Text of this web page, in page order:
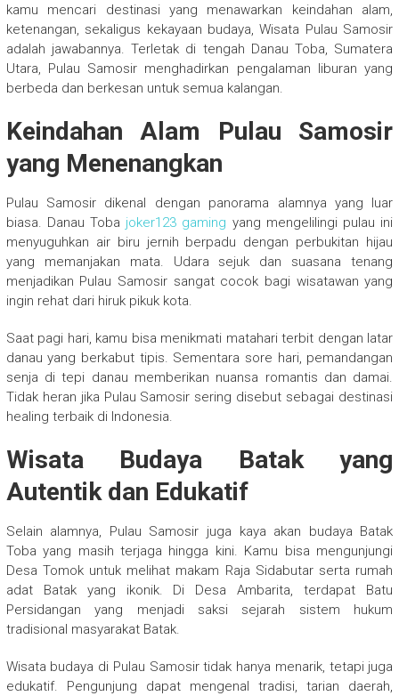
kamu mencari destinasi yang menawarkan keindahan alam,
ketenangan, sekaligus kekayaan budaya, Wisata Pulau Samosir
adalah jawabannya. Terletak di tengah Danau Toba, Sumatera
Utara, Pulau Samosir menghadirkan pengalaman liburan yang
berbeda dan berkesan untuk semua kalangan.
Keindahan Alam Pulau Samosir
yang Menenangkan
Pulau Samosir dikenal dengan panorama alamnya yang luar
biasa. Danau Toba joker123 gaming yang mengelilingi pulau ini
menyuguhkan air biru jernih berpadu dengan perbukitan hijau
yang memanjakan mata. Udara sejuk dan suasana tenang
menjadikan Pulau Samosir sangat cocok bagi wisatawan yang
ingin rehat dari hiruk pikuk kota.
Saat pagi hari, kamu bisa menikmati matahari terbit dengan latar
danau yang berkabut tipis. Sementara sore hari, pemandangan
senja di tepi danau memberikan nuansa romantis dan damai.
Tidak heran jika Pulau Samosir sering disebut sebagai destinasi
healing terbaik di Indonesia.
Wisata Budaya Batak yang
Autentik dan Edukatif
Selain alamnya, Pulau Samosir juga kaya akan budaya Batak
Toba yang masih terjaga hingga kini. Kamu bisa mengunjungi
Desa Tomok untuk melihat makam Raja Sidabutar serta rumah
adat Batak yang ikonik. Di Desa Ambarita, terdapat Batu
Persidangan yang menjadi saksi sejarah sistem hukum
tradisional masyarakat Batak.
Wisata budaya di Pulau Samosir tidak hanya menarik, tetapi juga
edukatif. Pengunjung dapat mengenal tradisi, tarian daerah,